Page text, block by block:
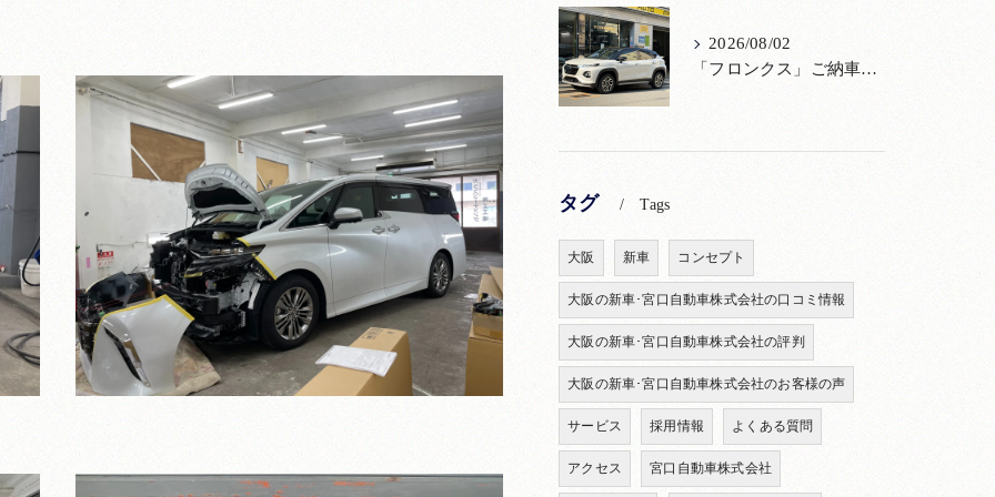
2026/08/02
「フロンクス」ご納車！購入からメンテナンス・リコールまで！宮口自動車
タグ Tags
大阪 新車 コンセプト
大阪の新車･宮口自動車株式会社の口コミ情報
大阪の新車･宮口自動車株式会社の評判
大阪の新車･宮口自動車株式会社のお客様の声
サービス 採用情報 よくある質問
アクセス 宮口自動車株式会社